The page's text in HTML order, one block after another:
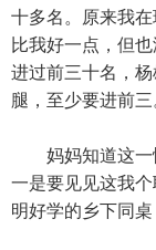
十多名。原来我
比我好一点，但
进过前三十名，
腿，至少要进前三
妈妈知道这一情
一是要见见这我个
明好学的乡下同桌